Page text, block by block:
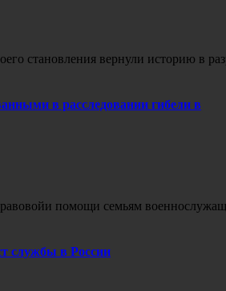
становления вернули историю в
в расследовании гибели в
помощи семьям
службы в России